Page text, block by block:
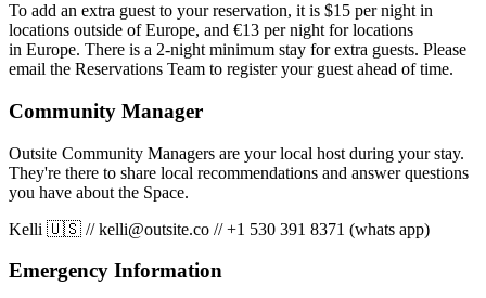
To add an extra guest to your reservation, it is $15 per night in
locations outside of Europe, and €13 per night for locations
in Europe. There is a 2-night minimum stay for extra guests. Please
email the Reservations Team to register your guest ahead of time.
Community Manager
Outsite Community Managers are your local host during your stay.
They're there to share local recommendations and answer questions
you have about the Space.
Kelli 🇺🇸 //kelli@outsite.co //+1 530 391 8371 (whats app)
Emergency Information